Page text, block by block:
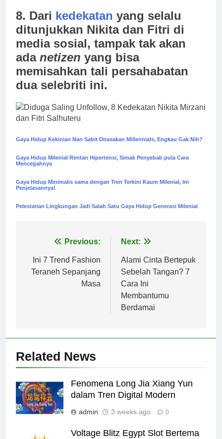
8. Dari kedekatan yang selalu
ditunjukkan Nikita dan Fitri di
media sosial, tampak tak akan
ada netizen yang bisa
memisahkan tali persahabatan
dua selebriti ini.
Gaya Hidup Kekinian Nan Sabit Dirasakan Millennials, Engkau Gak Nih?
Gaya Hidup Milenial Rentan Hipertensi, Simak Penyebab pula Cara
Mencegahnya
Gaya Hidup Minimalis sama dengan Tren Terkini Kaum Milenial, Ini
Penjelasannya!
Pelestarian Lingkungan Jadi Salah Satu Gaya Hidup Generasi Milenial
navigation
Previous:
Ini 7 Trend Fashion
Teraneh Sepanjang
Masa
Next:
Alami Cinta Bertepuk
Sebelah Tangan? 7
Cara Ini
Membantumu
Berdamai
Related News
Fenomena Long Jia Xiang Yun
dalam Tren Digital Modern
admin 3 weeks ago 0
Voltage Blitz Egypt Slot Bertema